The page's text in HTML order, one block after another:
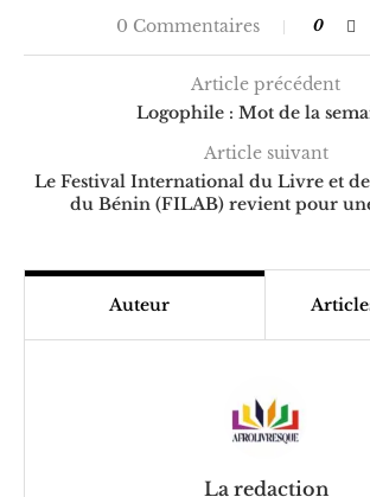
0 Commentaires 0
Article précédent
Logophile : Mot de la
Article suivant
Le Festival International du Livre et
du Bénin (FILAB) revient pour
Auteur
La redaction